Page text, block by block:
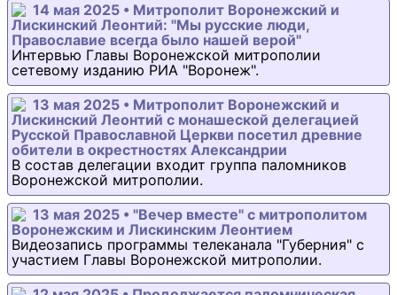
14 мая 2025 • Митрополит Воронежский и
Лискинский Леонтий: "Мы русские люди,
Православие всегда было нашей верой"
Интервью Главы Воронежской митрополии
сетевому изданию РИА "Воронеж".
13 мая 2025 • Митрополит Воронежский и
Лискинский Леонтий с монашеской делегацией
Русской Православной Церкви посетил древние
обители в окрестностях Александрии
В состав делегации входит группа паломников
Воронежской митрополии.
13 мая 2025 • "Вечер вместе" с митрополитом
Воронежским и Лискинским Леонтием
Видеозапись программы телеканала "Губерния" с
участием Главы Воронежской митрополии.